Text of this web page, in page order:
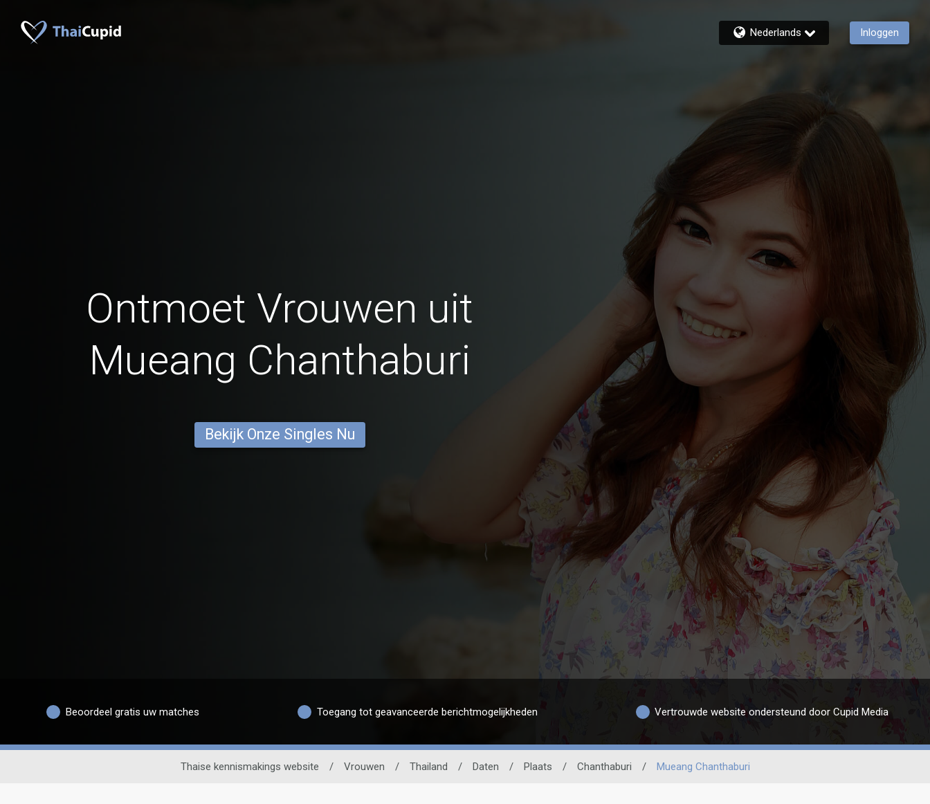
Nederlands Inloggen
Ontmoet Vrouwen uit
Mueang Chanthaburi
Bekijk Onze Singles Nu
Beoordeel gratis uw matches Toegang tot geavanceerde berichtmogelijkheden Vertrouwde website ondersteund door Cupid Media
Thaise kennismakings website / Vrouwen / Thailand / Daten / Plaats / Chanthaburi / Mueang Chanthaburi